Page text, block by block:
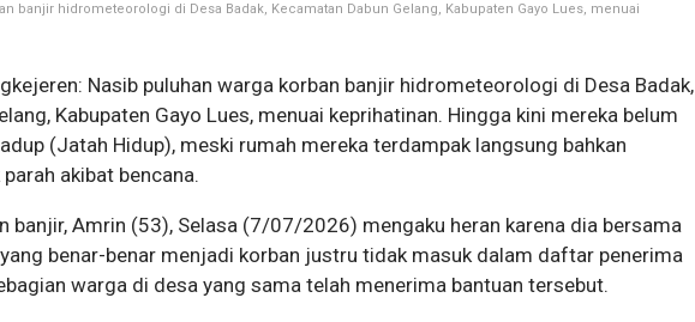
banjir hidrometeorologi di Desa Badak, Kecamatan Dabun Gelang, Kabupaten Gayo Lues, menuai
Nasib puluhan warga korban banjir hidrometeorologi di Desa Badak,
Kabupaten Gayo Lues, menuai keprihatinan. Hingga kini mereka belum
(Jatah Hidup), meski rumah mereka terdampak langsung bahkan
akibat bencana.
banjir, Amrin (53), Selasa (7/07/2026) mengaku heran karena dia bersama
benar-benar menjadi korban justru tidak masuk dalam daftar penerima
warga di desa yang sama telah menerima bantuan tersebut.